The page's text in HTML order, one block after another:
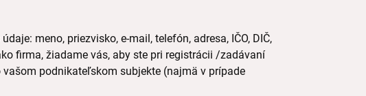
meno, priezvisko, e-mail, telefón, adresa, IČO, DIČ,
firma, žiadame vás, aby ste pri registrácii /zadávaní
podnikateľskom subjekte (najmä v prípade